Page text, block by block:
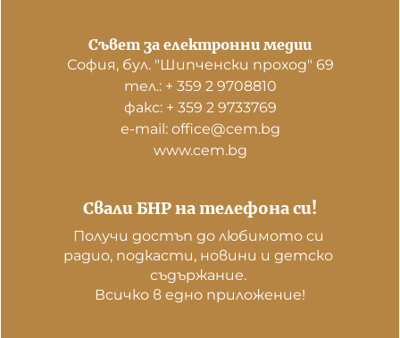
Свали БНР на телефона си!
Получи достъп до любимото си
радио, подкасти, новини и детско
съдържание.
Всичко в едно приложение!
Съвет за електронни медии
София, бул. "Шипченски проход" 69
тел.: + 359 2 9708810
факс: + 359 2 9733769
е-mail: office@cem.bg
www.cem.bg